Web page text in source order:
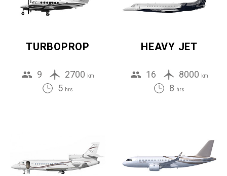
TURBOPROP
9 2700 km
5 hrs
HEAVY JET
16 8000 km
8 hrs